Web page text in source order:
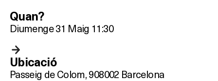
Quan?
Diumenge 31 Maig 11:30
Ubicació
Passeig de Colom, 908002 Barcelona